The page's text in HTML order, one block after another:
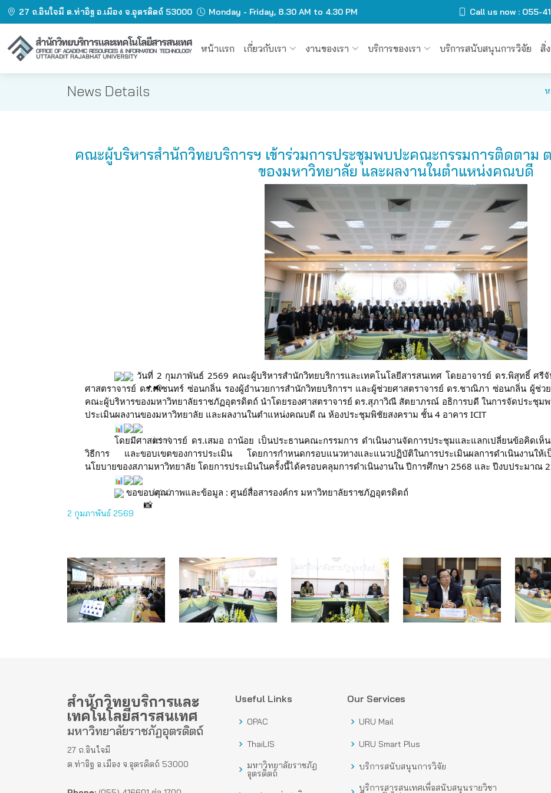
27 ถ.อินใจมี ต.ท่าอิฐ อ.เมือง จ.อุตรดิตถ์ 53000 Monday - Friday, 8.30 AM to 4.30 PM Call us now : O55-
หน้าแรก เกี่ยวกับเรา งานของเรา บริการของเรา บริการสนับสนุนการวิจัย สิ่
News Details
คณะผู้บริหารสำนักวิทยบริการฯ เข้าร่วมการประชุมพบปะคณะกรรมการติดตาม
ของมหาวิทยาลัย และผลงานในตำแหน่งคณบดี
วันที่ 2 กุมภาพันธ์ 2569 คณะผู้บริหารสำนักวิทยบริการและเทคโนโลยีสารสนเทศ โดยอาจารย์ ดร.พิสุทธิ์ ศรี
ศาสตราจารย์ ดร.คเชนทร์ ซ่อนกลิ่น รองผู้อำนวยการสำนักวิทยบริการฯ และผู้ช่วยศาสตราจารย์ ดร.ชาณิภา ซ่อนกลิ่น ผู้ช่ว
คณะผู้บริหารของมหาวิทยาลัยราชภัฏอุตรดิตถ์ นำโดยรองศาสตราจารย์ ดร.สุภาวิณี สัตยาภรณ์ อธิการบดี ในการจัดประชุ
ประเมินผลงานของมหาวิทยาลัย และผลงานในตำแหน่งคณบดี ณ ห้องประชุมพิชัยสงคราม ชั้น 4 อาคาร ICIT
โดยมีศาสตราจารย์ ดร.เสมอ ถาน้อย เป็นประธานคณะกรรมการ ดำเนินงานจัดการประชุมและแลกเปลี่ยนข้อคิดเห็
วิธีการ และขอบเขตของการประเมิน โดยการกำหนดกรอบแนวทางและแนวปฏิบัติในการประเมินผลการดำเนินงานให้เ
นโยบายของสภามหาวิทยาลัย โดยการประเมินในครั้งนี้ได้ครอบคลุมการดำเนินงานใน ปีการศึกษา 2568 และ ปีงบประมาณ
ขอขอบคุณภาพและข้อมูล : ศูนย์สื่อสารองค์กร มหาวิทยาลัยราชภัฏอุตรดิตถ์
2 กุมภาพันธ์ 2569
สำนักวิทยบริการและ
เทคโนโลยีสารสนเทศ
มหาวิทยาลัยราชภัฏอุตรดิตถ์
27 ถ.อินใจมี
ต.ท่าอิฐ อ.เมือง จ.อุตรดิตถ์ 53000
Useful Links
OPAC
ThaiLIS
มหาวิทยาลัยราชภัฏ
อุตรดิตถ์
Our Services
URU Mail
URU Smart Plus
บริการสนับสนุนการวิจัย
บริการสารสนเทศเพื่อสนับสนุนรายวิชา